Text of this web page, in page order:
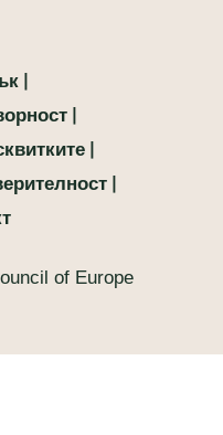
of Europe